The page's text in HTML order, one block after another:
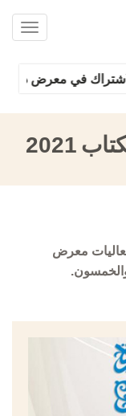
في معرض دمشق
2021
في فعاليات معرض